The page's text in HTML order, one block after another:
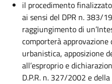
il procedimento
ai sensi del DPR n. 383/
raggiungimento di
comporterà
urbanistica, apposizione
all’esproprio e
D.P.R. n. 327/2002 e